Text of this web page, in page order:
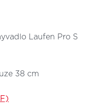
Laufen Pro S
38 cm